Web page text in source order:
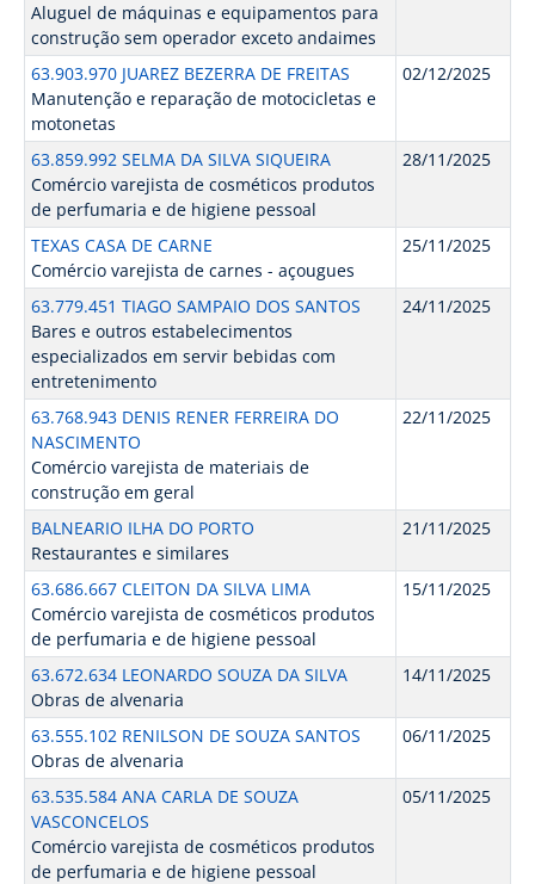
Aluguel de máquinas e equipamentos para
construção sem operador exceto andaimes
63.903.970 JUAREZ BEZERRA DE FREITAS
Manutenção e reparação de motocicletas e
motonetas
02/12/2025
63.859.992 SELMA DA SILVA SIQUEIRA
Comércio varejista de cosméticos produtos
de perfumaria e de higiene pessoal
28/11/2025
TEXAS CASA DE CARNE
Comércio varejista de carnes - açougues
25/11/2025
63.779.451 TIAGO SAMPAIO DOS SANTOS
Bares e outros estabelecimentos
especializados em servir bebidas com
entretenimento
24/11/2025
63.768.943 DENIS RENER FERREIRA DO
NASCIMENTO
Comércio varejista de materiais de
construção em geral
22/11/2025
BALNEARIO ILHA DO PORTO
Restaurantes e similares
21/11/2025
63.686.667 CLEITON DA SILVA LIMA
Comércio varejista de cosméticos produtos
de perfumaria e de higiene pessoal
15/11/2025
63.672.634 LEONARDO SOUZA DA SILVA
Obras de alvenaria
14/11/2025
63.555.102 RENILSON DE SOUZA SANTOS
Obras de alvenaria
06/11/2025
63.535.584 ANA CARLA DE SOUZA
VASCONCELOS
Comércio varejista de cosméticos produtos
de perfumaria e de higiene pessoal
05/11/2025